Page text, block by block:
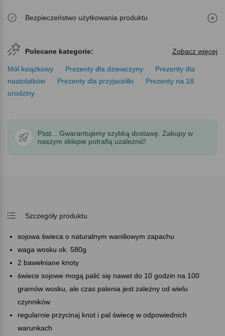
Bezpieczeństwo użytkowania produktu
Polecane kategorie: Zobacz więcej
Mól książkowy Prezenty dla dziewczyny
Prezenty dla
nastolatków
Prezenty dla przyjaciółki
Prezenty na 18.
urodziny
Psst... Gwarantujemy szybką dostawę. Zakupy w
naszym sklepie potrafią uzależnić!
Szczegóły produktu
sojowa świeca o naturalnym waniliowym zapachu
waga wosku ok. 580g
2 bawełniane knoty
świece sojowe mogą palić się nawet do 10 godzin na 100
gramów wosku, ale czas palenia jest zależny od wielu
czynników
regularnie przycinaj knot i pal świecę w odpowiednich
warunkach